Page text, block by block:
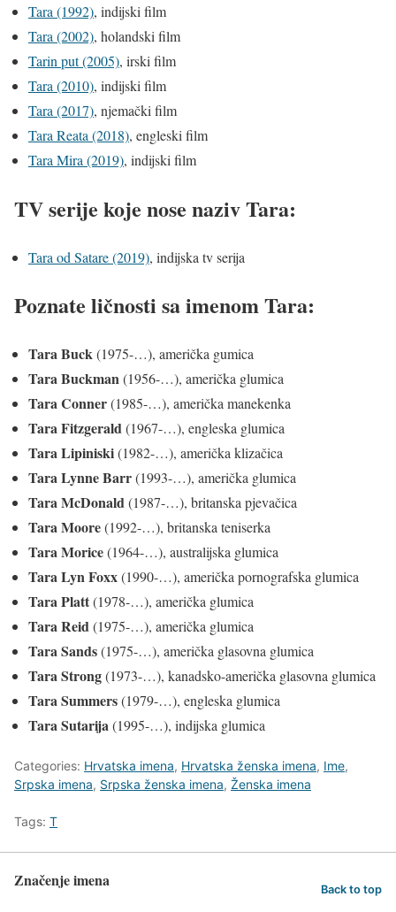
Tara (1992), indijski film
Tara (2002), holandski film
Tarin put (2005), irski film
Tara (2010), indijski film
Tara (2017), njemački film
Tara Reata (2018), engleski film
Tara Mira (2019), indijski film
TV serije koje nose naziv Tara:
Tara od Satare (2019), indijska tv serija
Poznate ličnosti sa imenom Tara:
Tara Buck(1975-…), američka gumica
Tara Buckman(1956-…), američka glumica
Tara Conner(1985-…), američka manekenka
Tara Fitzgerald(1967-…), engleska glumica
Tara Lipiniski(1982-…), američka klizačica
Tara Lynne Barr(1993-…), američka glumica
Tara McDonald(1987-…), britanska pjevačica
Tara Moore(1992-…), britanska teniserka
Tara Morice(1964-…), australijska glumica
Tara Lyn Foxx(1990-…), američka pornografska glumica
Tara Platt(1978-…), američka glumica
Tara Reid(1975-…), američka glumica
Tara Sands(1975-…), američka glasovna glumica
Tara Strong(1973-…), kanadsko-američka glasovna glumica
Tara Summers(1979-…), engleska glumica
Tara Sutarija(1995-…), indijska glumica
Categories: Hrvatska imena, Hrvatska ženska imena, Ime,
Srpska imena, Srpska ženska imena, Ženska imena
Tags: T
Značenje imena Back to top